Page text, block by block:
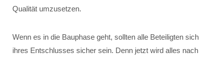
Qualität umzusetzen.
Wenn es in die Bauphase geht, sollten alle Beteiligten sich
ihres Entschlusses sicher sein. Denn jetzt wird alles nach